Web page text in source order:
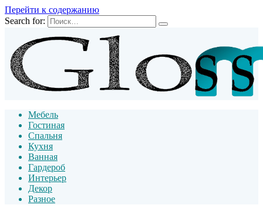
Перейти к содержанию
Search for:
Мебель
Гостиная
Спальня
Кухня
Ванная
Гардероб
Интерьер
Декор
Разное